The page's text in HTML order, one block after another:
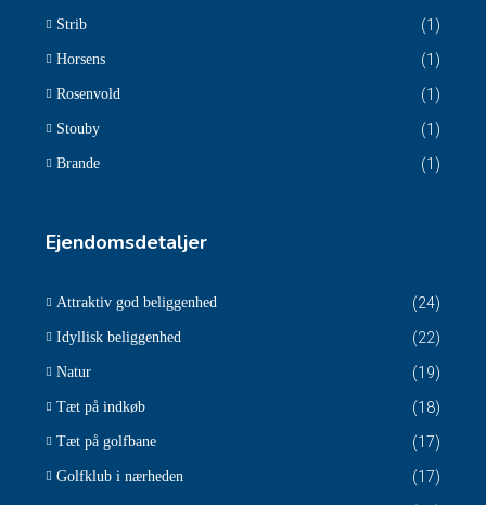
Strib (1)
Horsens (1)
Rosenvold (1)
Stouby (1)
Brande (1)
Ejendomsdetaljer
Attraktiv god beliggenhed (24)
Idyllisk beliggenhed (22)
Natur (19)
Tæt på indkøb (18)
Tæt på golfbane (17)
Golfklub i nærheden (17)